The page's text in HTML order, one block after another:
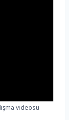
videosu